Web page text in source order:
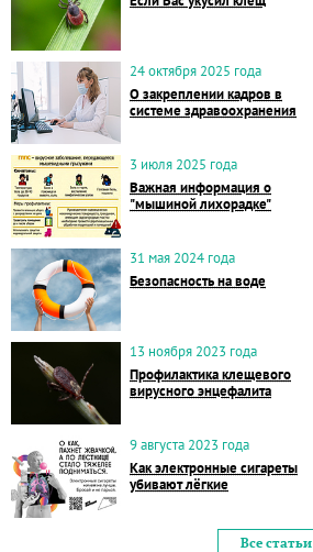
24 октября 2025 года
О закреплении кадров в
системе здравоохранения
3 июля 2025 года
Важная информация о
"мышиной лихорадке"
31 мая 2024 года
Безопасность на воде
13 ноября 2023 года
Профилактика клещевого
вирусного энцефалита
9 августа 2023 года
Как электронные сигареты
убивают лёгкие
Все статьи